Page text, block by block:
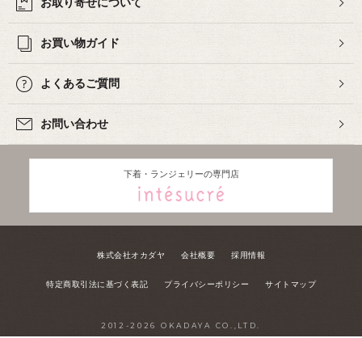
お取り寄せについて
お買い物ガイド
よくあるご質問
お問い合わせ
下着・ランジェリーの専門店
株式会社オカダヤ 会社概要 採用情報
特定商取引法に基づく表記 プライバシーポリシー サイトマップ
2012-2026 OKADAYA CO.,LTD.